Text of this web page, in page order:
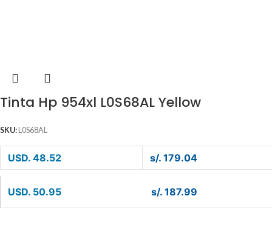
Tinta Hp 954xl L0S68AL Yellow
SKU: L0S68AL
USD. 48.52 s/. 179.04
USD. 50.95 s/. 187.99